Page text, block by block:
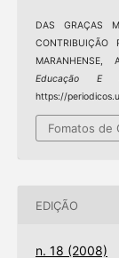
DAS GRAÇAS
MARANHENSE,
Educação E
https://
Fomatos de
EDIÇÃO
n. 18 (2008)